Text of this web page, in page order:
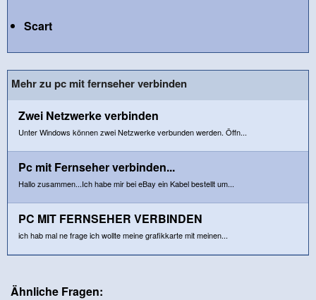
Scart
Mehr zu pc mit fernseher verbinden
Zwei Netzwerke verbinden
Unter Windows können zwei Netzwerke verbunden werden. Öffn...
Pc mit Fernseher verbinden...
Hallo zusammen...Ich habe mir bei eBay ein Kabel bestellt um...
PC MIT FERNSEHER VERBINDEN
ich hab mal ne frage ich wollte meine grafikkarte mit meinen...
Ähnliche Fragen: